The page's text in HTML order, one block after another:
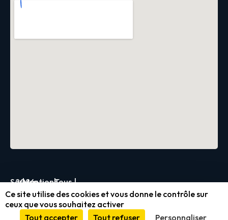
Servica
2026
|Mentions
légales
et
|Tous
droits
réservés
|
Ce site utilise des cookies et vous donne le contrôle sur
ceux que vous souhaitez activer
Tout accepter
Tout refuser Personnaliser